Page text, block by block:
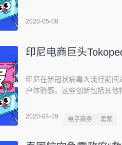
首席执行长William
2020-05-08
印尼电商巨头
印尼在新冠状病毒大流行期
户体验感。这些创新包括其他
病毒大流行期间，在线购物
Tokopedia发布了一系列创
2020-04-29 电子商务 卖家